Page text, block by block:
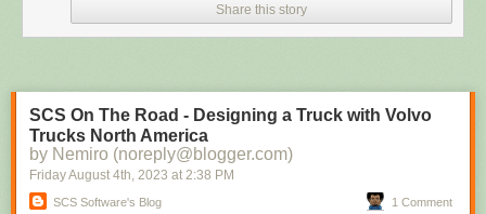
pas exigé aux nouveaux arrivants de signature de la charte
utilisateur, ce qui pourrait renforcer sa prise en compte.»
La Cour des comptes estime de même que la politique de sensibilisation
devrait elle aussi être renforcée, à mesure qu'elle se structure «autour
d’une séance à destination des nouveaux arrivants
être alimentée de séances complémentaires «
nécessaire» :
« Afin de renforcer cette sensibilisation, la séance des nouveaux
Share this story
SCS On The Road - Designing a Truck with Volvo
Trucks North America
by Nemiro (noreply@blogger.com)
Friday August 4th , 2023 at 2:38 PM
SCS Software's Blog 1 Comment